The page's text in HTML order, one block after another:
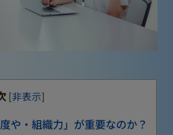
[非表示]
や・組織力」が重要なのか？